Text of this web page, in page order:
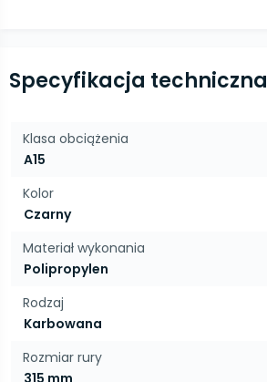
Specyfikacja techniczna
Klasa obciążenia
A15
Kolor
Czarny
Materiał wykonania
Polipropylen
Rodzaj
Karbowana
Rozmiar rury
315 mm